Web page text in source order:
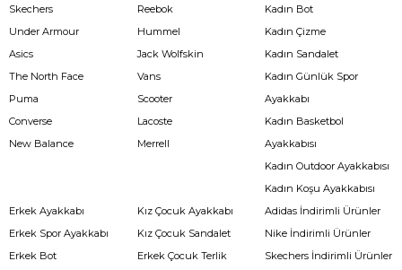
Skechers
Under Armour
Asics
The North Face
Puma
Converse
New Balance
Reebok
Hummel
Jack Wolfskin
Vans
Scooter
Lacoste
Merrell
Kadın Bot
Kadın Çizme
Kadın Sandalet
Kadın Günlük Spor
Ayakkabı
Kadın Basketbol
Ayakkabısı
Kadın Outdoor Ayakkabısı
Kadın Koşu Ayakkabısı
Erkek Ayakkabı
Erkek Spor Ayakkabı
Erkek Bot
Kız Çocuk Ayakkabı
Kız Çocuk Sandalet
Erkek Çocuk Terlik
Adidas İndirimli Ürünler
Nike İndirimli Ürünler
Skechers İndirimli Ürünler